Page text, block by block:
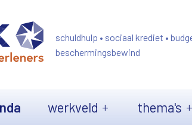
schuldhulp • sociaal krediet •
beschermingsbewind
werkveld thema's